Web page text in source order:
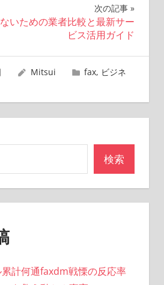
次の記事
いための業者比較と最新サー
ビス活用ガイド
Mitsui fax, ビジネ
検索
計何通faxdm戦慄の反応率